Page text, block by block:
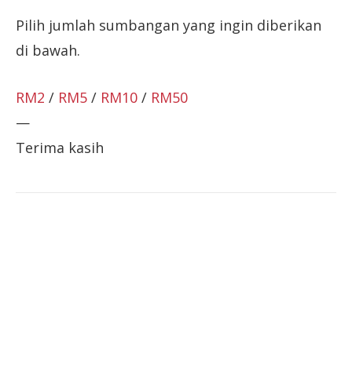
Pilih jumlah sumbangan yang ingin diberikan
di bawah.
RM2 / RM5 / RM10 / RM50
—
Terima kasih